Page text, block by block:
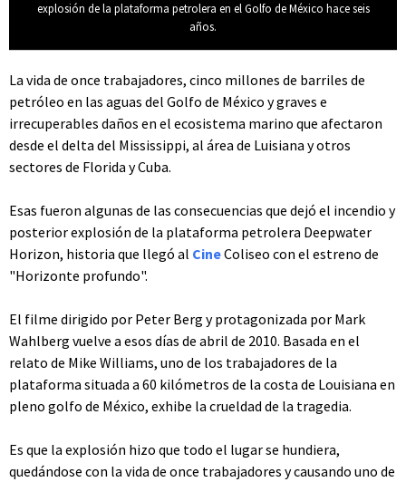
explosión de la plataforma petrolera en el Golfo de México hace seis
años.
La vida de once trabajadores, cinco millones de barriles de
petróleo en las aguas del Golfo de México y graves e
irrecuperables daños en el ecosistema marino que afectaron
desde el delta del Mississippi, al área de Luisiana y otros
sectores de Florida y Cuba.
Esas fueron algunas de las consecuencias que dejó el incendio y
posterior explosión de la plataforma petrolera Deepwater
Horizon, historia que llegó al CineColiseo con el estreno de
"Horizonte profundo".
El filme dirigido por Peter Berg y protagonizada por Mark
Wahlberg vuelve a esos días de abril de 2010. Basada en el
relato de Mike Williams, uno de los trabajadores de la
plataforma situada a 60 kilómetros de la costa de Louisiana en
pleno golfo de México, exhibe la crueldad de la tragedia.
Es que la explosión hizo que todo el lugar se hundiera,
quedándose con la vida de once trabajadores y causando uno de